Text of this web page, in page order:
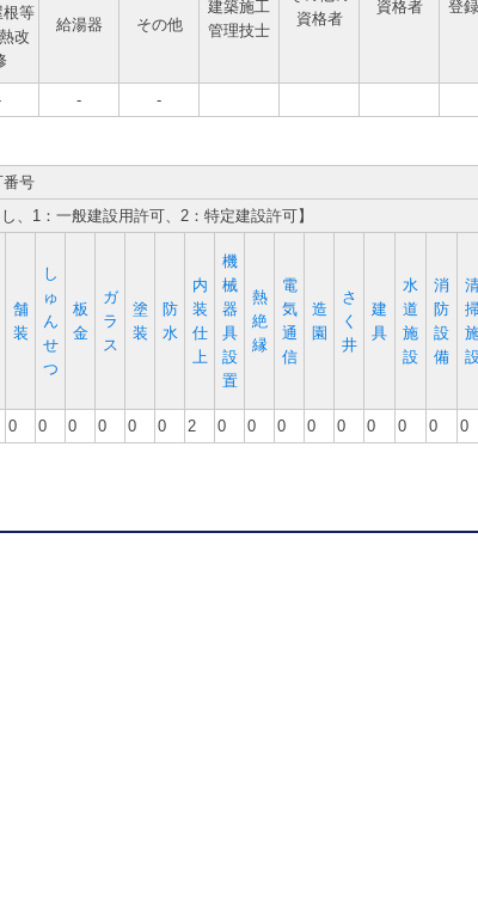
建築施工
管理技士
資格者
資格者 登
根等
改
給湯器 その他
- -
番号
、1：一般建設用許可、2：特定建設許可】
舗
装
し
ゅ
ん
せ
つ
板
金
ガ
ラ
ス
塗
装
防
水
内
装
仕
上
機
械
器
具
設
置
熱
絶
縁
電
気
通
信
造
園
さ
く
井
建
具
水
道
施
設
消
防
設
備
0 0 0 0 0 0 2 0 0 0 0 0 0 0 0 0